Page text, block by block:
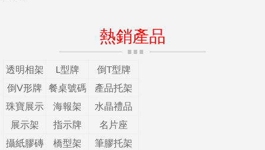
熱銷產品
透明相架 L型牌
倒T型牌
倒V形牌
餐桌號碼
產品托架
珠寶展示
海報架
水晶禮品
展示架
指示牌
名片座
攝紙膠磚
橋型架
筆膠托架